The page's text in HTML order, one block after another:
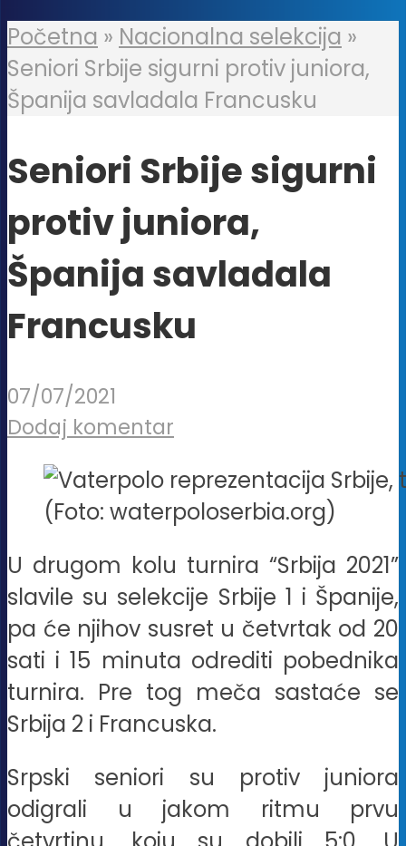
Početna » Nacionalna selekcija »
Seniori Srbije sigurni protiv juniora,
Španija savladala Francusku
Seniori Srbije sigurni
protiv juniora,
Španija savladala
Francusku
07/07/2021
Dodaj komentar
(Foto: waterpoloserbia.org)
U drugom kolu turnira “Srbija 2021”
slavile su selekcije Srbije 1 i Španije,
pa će njihov susret u četvrtak od 20
sati i 15 minuta odrediti pobednika
turnira. Pre tog meča sastaće se
Srbija 2 i Francuska.
Srpski seniori su protiv juniora
odigrali u jakom ritmu prvu